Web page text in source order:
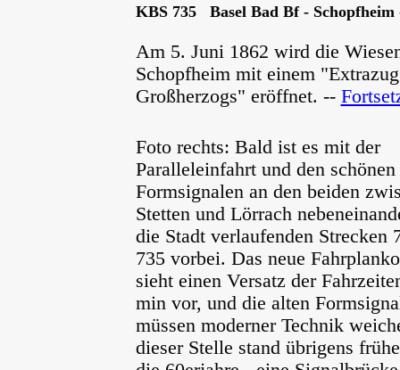
KBS 735 Basel Bad Bf -
Am 5. Juni 1862 wird die
Schopfheim mit einem
Großherzogs" eröffnet. --
Foto rechts: Bald ist es mit der
Paralleleinfahrt und den schönen
Formsignalen an den beiden
Stetten und Lörrach
die Stadt verlaufenden Strecken
735 vorbei. Das neue
sieht einen Versatz der
min vor, und die alten
müssen moderner Technik
dieser Stelle stand übrigens